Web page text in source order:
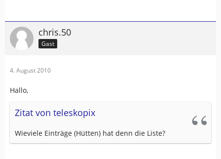
chris.50
Gast
4. August 2010
Hallo,
Zitat von teleskopix
Wieviele Einträge (Hütten) hat denn die Liste?